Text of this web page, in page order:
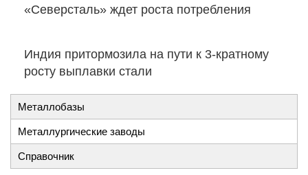
«Северсталь» ждет роста потребления
Индия притормозила на пути к 3-кратному
росту выплавки стали
Металлобазы
Металлургические заводы
Справочник